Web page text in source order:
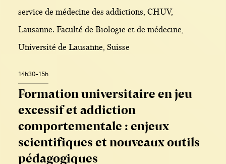
service de médecine des addictions, CHUV,
Lausanne. Faculté de Biologie et de médecine,
Université de Lausanne, Suisse
14h30-15h
Formation universitaire en jeu
excessif et addiction
comportementale : enjeux
scientifiques et nouveaux outils
pédagogiques